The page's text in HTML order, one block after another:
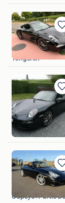
in
Mijn
debusschere
Tongeren
in
Mijn
Lardinois
Gembloux
in
Mijn
PAPS
Oupeye+Partie